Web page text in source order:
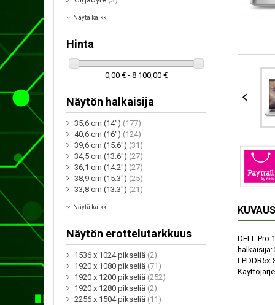
Näytä kaikki
Hinta
0,00 € - 8 100,00 €
Näytön halkaisija
35,6 cm (14") (177)
40,6 cm (16") (124)
39,6 cm (15.6") (31)
34,5 cm (13.6") (27)
36,1 cm (14.2") (27)
38,9 cm (15.3") (25)
33,8 cm (13.3") (21)
Näytä kaikki
Näytön erottelutarkkuus
1536 x 1024 pikseliä (2)
1920 x 1080 pikseliä (71)
1920 x 1200 pikseliä (252)
1920 x 1280 pikseliä (2)
2256 x 1504 pikseliä (11)

KUVAUS
DELL Pro
halkaisija: